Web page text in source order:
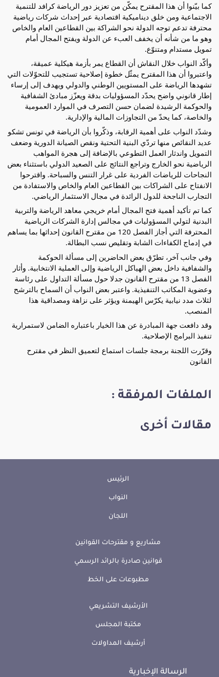
كما بيّنوا أن هذا المقترح يمكّن من تعزيز دور الرياضة كرافد للتنمية
الاجتماعية ومن خلق ديناميكية اقتصادية عبر إحداث شركات رياضية
محترفة تدعم توجه الدولة نحو الشراكة بين القطاعين العام والخاص
وهو ما من شأنه أن يخفف العبء عن الدولة ويفتح المجال أمام
تمويل مستدام ومتنوّع.
وأكّد النواب خلال النقاش أن القطاع يمر بأزمة هيكلية عميقة،
واعتبروا أن هذا المقترح يمثّل خطوة إصلاحية تستجيب للتحوّلات التي
تشهدها الرياضة على المستويين الوطني والدولي ويهدف إلى إرساء
إطار قانوني واضح يحدّد المسؤوليات بدقة ويعزّز مبادئ الشفافية
والحوكمة الرشيدة لضمان حسن التصرف في الموارد العمومية
والخاصة، كما يحدّ من التجاوزات المالية والإدارية.
وشدّد النواب على أهمية الرقابة، وذكّروا بأن الرياضة في تونس تشكو
عديد النقائص منها تردّي البنية التحتية ونقص الصيانة الدورية وضعف
التمويل واندثار العمل التطوعي بالإضافة إلى هجرة المواهب
الرياضية نحو الخارج وتراجع النتائج على الصعيد الدولي باستثناء بعض
النجاحات للرياضات الفردية على غرار التنس والسباحة. واقترحوا
الانفتاح على الشراكات بين القطاعين العام والخاص والاستفادة من
التجارب الناجحة للدول الرائدة في مجال الاستثمار الرياضي.
كما تم تأكيد أهمية فتح المجال أمام خريجي معاهد الرياضة والتربية
البدنية لتولي المسؤوليات في مجالس إدارة الشركات الرياضية
المحترفة التي أجاز الفصل 120 من مقترح القانون إحداثها بما يساهم
في إدماج الكفاءات الشابة وتقليص نسب البطالة.
وفي جانب آخر، تطرّق بعض الحاضرين إلى مسألة الحوكمة
والشفافية داخل بعض الهياكل الرياضية وإلى العملية الانتخابية. وأثار
الفصل 13 من مقترح القانون جدلا حول مسألة التداول على رئاسة
وعضوية المكاتب التنفيذية. واعتبر بعض النواب أن السماح بالترشح
لثلاث مدد نيابية يكرّس الهيمنة ويؤثر على نزاهة ومصداقية هذا
المنصب.
وقد دافعت جهة المبادرة عن هذا الخيار باعتباره الضامن لاستمرارية
تنفيذ البرامج الإصلاحية.
وقرّرت اللجنة برمجة جلسات استماع لتعميق النظر في مقترح
القانون
الملفات المرفقة :
مقالات أخرى
الرئيس
النواب
اللجان
مشاريع و مقترحات القوانين
قوانين صادرة بالرائد الرسمي
مطبوعات على الخط
الأرشيف التشريعي
مكتبة المجلس
أرشيف المداولات
الرسالة الإخبارية